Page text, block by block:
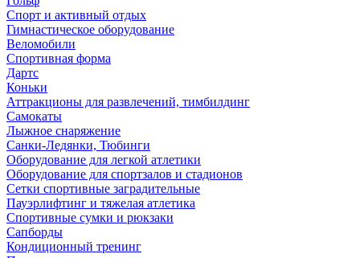
Спорт и активный отдых
Гимнастическое оборудование
Веломобили
Спортивная форма
Дартс
Коньки
Аттракционы для развлечений, тимбилдинг
Самокаты
Лыжное снаряжение
Санки-Ледянки, Тюбинги
Оборудование для легкой атлетики
Оборудование для спортзалов и стадионов
Сетки спортивные заградительные
Пауэрлифтинг и тяжелая атлетика
Спортивные сумки и рюкзаки
Сапборды
Кондиционный тренинг